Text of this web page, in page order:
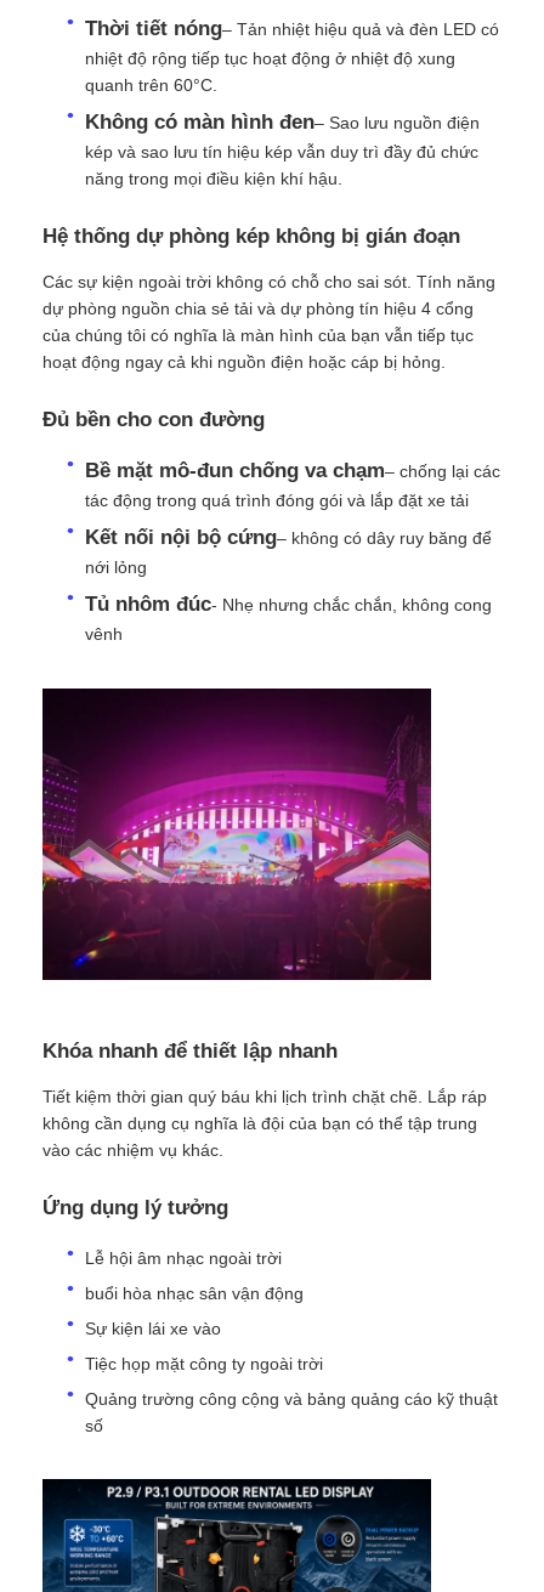
Yêu cầu báo giá
Màn hình treo tường LED
Màn hình LED cho buổi hòa nhạc
Thuê màn hình LED sân khấu
Màn hình LED trong suốt
Màn hình SMD LED
biển quảng cáo led ngoài trời
Thời tiết nóng– Tản nhiệt hiệu quả và đèn LED có
nhiệt độ rộng tiếp tục hoạt động ở nhiệt độ xung
quanh trên 60°C.
Không có màn hình đen– Sao lưu nguồn điện
kép và sao lưu tín hiệu kép vẫn duy trì đầy đủ chức
năng trong mọi điều kiện khí hậu.
Hệ thống dự phòng kép không bị gián đoạn
Các sự kiện ngoài trời không có chỗ cho sai sót. Tính năng
dự phòng nguồn chia sẻ tải và dự phòng tín hiệu 4 cổng
của chúng tôi có nghĩa là màn hình của bạn vẫn tiếp tục
hoạt động ngay cả khi nguồn điện hoặc cáp bị hỏng.
Đủ bền cho con đường
Bề mặt mô-đun chống va chạm– chống lại các
tác động trong quá trình đóng gói và lắp đặt xe tải
Kết nối nội bộ cứng– không có dây ruy băng để
nới lỏng
Tủ nhôm đúc- Nhẹ nhưng chắc chắn, không cong
vênh
Khóa nhanh để thiết lập nhanh
Tiết kiệm thời gian quý báu khi lịch trình chặt chẽ. Lắp ráp
không cần dụng cụ nghĩa là đội của bạn có thể tập trung
vào các nhiệm vụ khác.
Ứng dụng lý tưởng
Lễ hội âm nhạc ngoài trời
buổi hòa nhạc sân vận động
Sự kiện lái xe vào
Tiệc họp mặt công ty ngoài trời
Quảng trường công cộng và bảng quảng cáo kỹ thuật
số